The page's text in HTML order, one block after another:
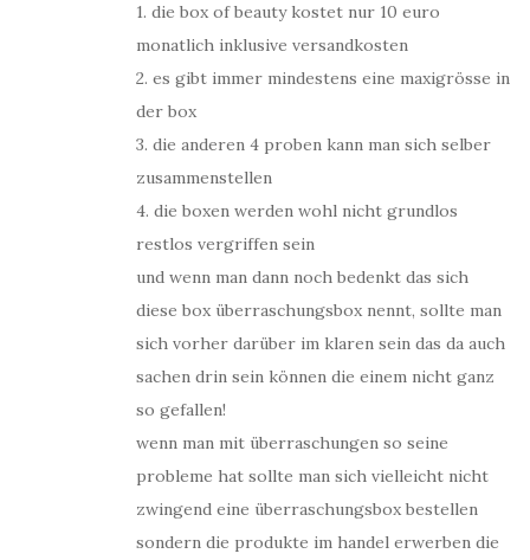
1. die box of beauty kostet nur 10 euro
monatlich inklusive versandkosten
2. es gibt immer mindestens eine maxigrösse in
der box
3. die anderen 4 proben kann man sich selber
zusammenstellen
4. die boxen werden wohl nicht grundlos
restlos vergriffen sein
und wenn man dann noch bedenkt das sich
diese box überraschungsbox nennt, sollte man
sich vorher darüber im klaren sein das da auch
sachen drin sein können die einem nicht ganz
so gefallen!
wenn man mit überraschungen so seine
probleme hat sollte man sich vielleicht nicht
zwingend eine überraschungsbox bestellen
sondern die produkte im handel erwerben die